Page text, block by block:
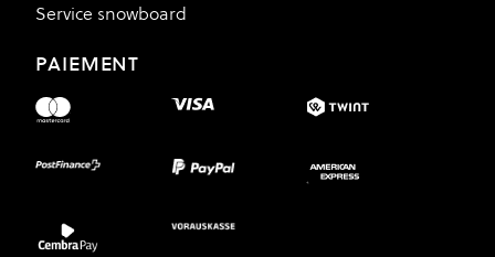
Service snowboard
PAIEMENT